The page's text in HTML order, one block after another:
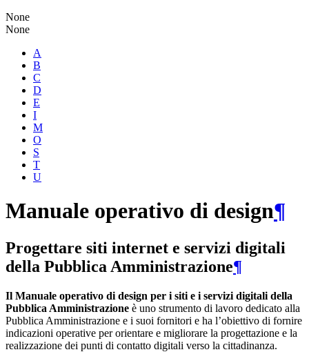
None
None
A
B
C
D
E
I
M
O
S
T
U
Manuale operativo di design¶
Progettare siti internet e servizi digitali
della Pubblica Amministrazione¶
Il Manuale operativo di design per i siti e i servizi digitali della
Pubblica Amministrazione è uno strumento di lavoro dedicato alla
Pubblica Amministrazione e i suoi fornitori e ha l’obiettivo di fornire
indicazioni operative per orientare e migliorare la progettazione e la
realizzazione dei punti di contatto digitali verso la cittadinanza.